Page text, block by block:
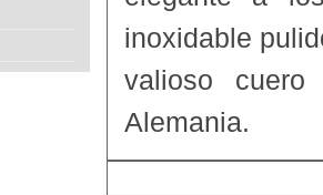
inoxidable
valioso cuero
Alemania.